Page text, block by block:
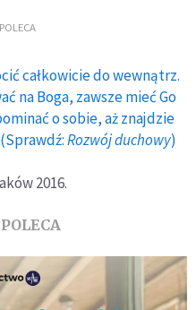
całkowicie do wewnątrz.
na Boga, zawsze mieć Go
o sobie, aż znajdzie
Rozwój duchowy)
2016.